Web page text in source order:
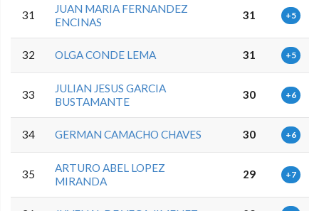
31
JUAN MARIA FERNANDEZ
ENCINAS
31 +5
32 OLGA CONDE LEMA 31 +5
33
JULIAN JESUS GARCIA
BUSTAMANTE
30 +6
34 GERMAN CAMACHO CHAVES 30 +6
35
ARTURO ABEL LOPEZ
MIRANDA
29 +7